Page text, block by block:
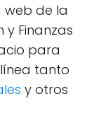
web de la
Finanzas
para
tanto
y otros